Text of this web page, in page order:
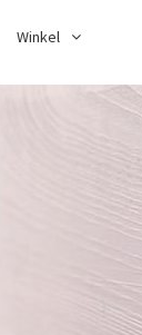
Winkel